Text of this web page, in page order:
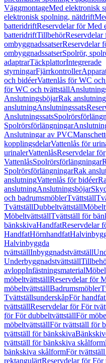
VäggmontageMed elektronisk
elektronisk spolning, nätdrift
batteridriftReservdelar för Med
batteridriftTillbehör
ombyggnadssatserReservdelar
ombyggnadssatserSpolrör,
adaptrarTäckplattorIntegrerade
styrningarFjärrkontroller
och bidéerVattenlås för WC
för WC och tvättställ
AnslutningsböjarRak anslutning
anslutningAnslutningssats
Anslutningssats
Spolrörsförlängningar
Anslutningar av PVC
kopplingsdelarVattenlås för
urinalerVattenlåsReservdelar för
VattenlåsSpolrörsförlängningar
SpolrörsförlängningarRak
anslutningVattenlås för bidéer
anslutningAnslutningsböjar
och badrumsmöblerTvättställ
TvättställDubbeltvättställ
MöbeltvättställTvättställ för
bänkskivaHandfatReservdelar
HandfatHörnhandfat
Halvinbyggda
tvättställInbyggnadstvättställ
Underbyggnadstvättställ
avloppInfästningsmaterial
möbeltvättställReservdelar för
möbeltvättställBadrumsmöbler
TvättställsunderskåpFör handfat
tvättställReservdelar för För
för För dubbeltvättställFör
möbeltvättställFör tvättställ för
tvättställ för bänkskiva
tvättställ för bänkskiva skålform
bänkskiva skålformFör
rektangulärtReservdelar för